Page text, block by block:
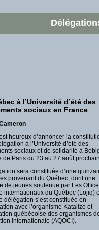
à l’Université d’été des
sociaux en France
heureux d’annoncer la
à l’Université d’été des
sociaux et de solidarité à
de Paris du 23 au 27 août
sera constituée d’une
provenant du Québec, dont une
de jeunes soutenue par Les
internationaux du Québec (Lojiq)
délégation s’est constituée en
avec l’organisme Katalizo et
québécoise des organismes
internationale (AQOCI).